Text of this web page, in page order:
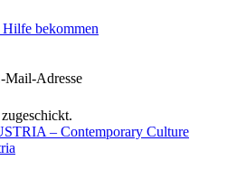
Hilfe bekommen
Mail-Adresse
– Contemporary Culture